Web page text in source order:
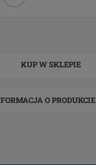
KUP W SKLEPIE
O PRODUKCIE